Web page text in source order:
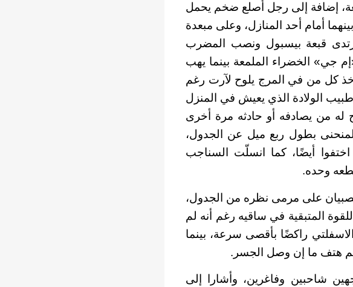
إضافة إلى رجل أصلع ضخم يحمل
أمام أحد المنازل، وعلى مبعدة
قبعة بيسبول ونصب المضرب
جي» الخضراء الملمعة بينما يهب
كل من في المرج يلوح لآرت رغم
الولادة الذي يعيش في المنزل
له من يصادفه أو حادثه مرة أخرى
بطول ربع ميل عن الجدول،
أيضًا، كما انسلّت السناجب
وحده.
على مرمى نظره من الجدول،
المتبقية في ساقيه رغم أنه لم
راكضًا بأقصى سرعة، بينما
ثم هتف ما إن وصل الجسر.
شاحبين وفاغرين، وأشارا إلى